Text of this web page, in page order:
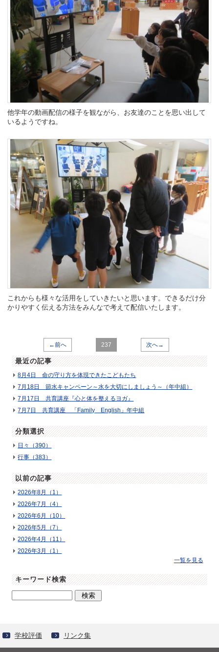
他学年の動画配信の様子を観ながら、お友達のことを思い出して
いるようですね。
これからも様々な活用をしていきたいと思います。できるだけ分
かりやすく伝える方法をみんなで考えて配信いたします。
←前へ 237 次へ→
最近の記事
8月4日 命の守り方を体現できたこどもたち
7月18日 節水キャンペーン～水を大切にしましょう～（年中組）
7月17日 共育講座『心と体を整えるヨガ』
7月7日 共育講座 「Family English」年中組
分類選択
日々（390）
行事（383）
以前の記事
2026年8月（1）
2026年7月（4）
2026年6月（10）
2026年5月（7）
2026年4月（11）
2026年3月（1）
一覧を見る
キーワード検索
学校評価 リンク集